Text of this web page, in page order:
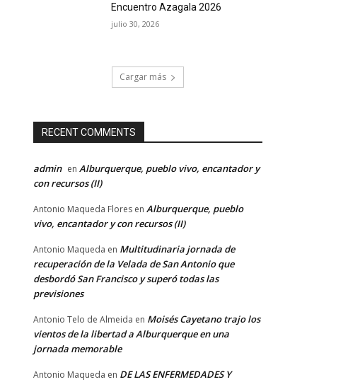
Encuentro Azagala 2026
julio 30, 2026
Cargar más
RECENT COMMENTS
admin en Alburquerque, pueblo vivo, encantador y
con recursos (II)
Antonio Maqueda Flores en Alburquerque, pueblo
vivo, encantador y con recursos (II)
Antonio Maqueda en Multitudinaria jornada de
recuperación de la Velada de San Antonio que
desbordó San Francisco y superó todas las
previsiones
Antonio Telo de Almeida en Moisés Cayetano trajo los
vientos de la libertad a Alburquerque en una
jornada memorable
Antonio Maqueda en DE LAS ENFERMEDADES Y